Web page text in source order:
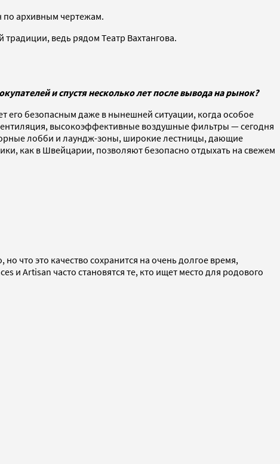
по архивным чертежам.
ведь рядом Театр Вахтангова.
и спустя несколько лет после вывода на рынок?
его безопасным даже в нынешней ситуации, когда особое
высокоэффективные воздушные фильтры — сегодня
лобби и лаундж-зоны, широкие лестницы, дающие
как в Швейцарии, позволяют безопасно отдыхать на свежем
что это качество сохранится на очень долгое время,
и Artisan часто становятся те, кто ищет место для родового